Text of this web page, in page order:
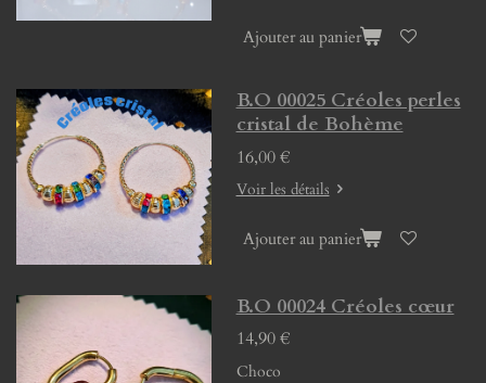
Ajouter au panier
B.O 00025 Créoles perles
cristal de Bohème
16,00 €
Voir les détails
Ajouter au panier
B.O 00024 Créoles cœur
14,90 €
Choco